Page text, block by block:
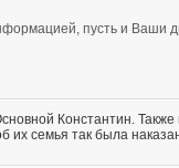
пусть и Ваши
Константин.
семья так была